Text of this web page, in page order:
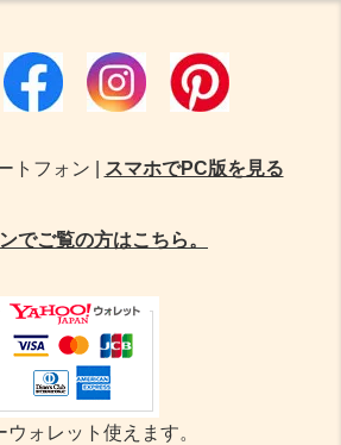
トフォン | スマホでPC版を見る
でご覧の方はこちら。
ウォレット使えます。